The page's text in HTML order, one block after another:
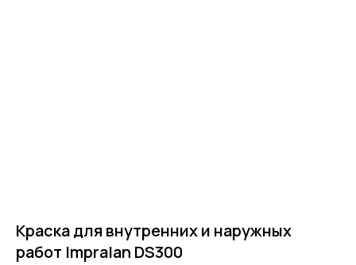
Краска для внутренних и наружных
работ Impralan DS300